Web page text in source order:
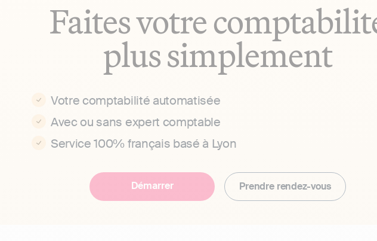
Faites votre
plus simplement
Votre comptabilité automatisée
Avec ou sans expert comptable
Service 100% français basé à Lyon
Démarrer Prendre rendez-vous